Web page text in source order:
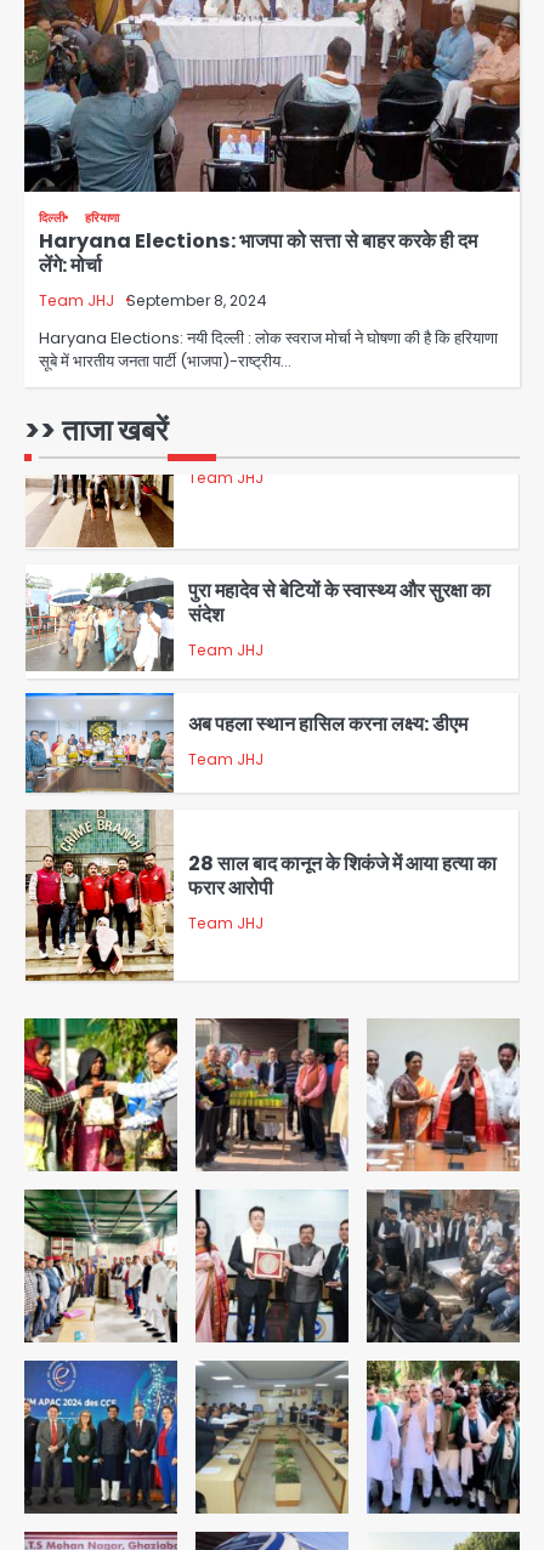
दिल्ली हरियाणा
Haryana Elections: भाजपा को सत्ता से बाहर करके ही दम
लेंगे: मोर्चा
Team JHJ September 8, 2024
Haryana Elections: नयी दिल्ली : लोक स्वराज मोर्चा ने घोषणा की है कि हरियाणा
सूबे में भारतीय जनता पार्टी (भाजपा)-राष्ट्रीय…
>> ताजा खबरें
3
फरार आरोपी
Team JHJ
के हत्थे
5
Team JHJ
1
पुरा महादेव से बेटियों के स्वास्थ्य और सुरक्षा का
संदेश
Team JHJ
2
अब पहला स्थान हासिल करना लक्ष्य: डीएम
Team JHJ
3
28 साल बाद कानून के शिकंजे में आया हत्या का
फरार आरोपी
Team JHJ
4
डबल मर्डर का मुख्य साजिशकर्ता क्राइम ब्रांच
के हत्थे
Team JHJ
5
रोहित चौधरी गैंग का कुख्यात बदमाश राजस्थान
से गिरफ्तार
Team JHJ
1
पुरा महादेव से बेटियों के स्वास्थ्य और सुरक्षा का
संदेश
Team JHJ